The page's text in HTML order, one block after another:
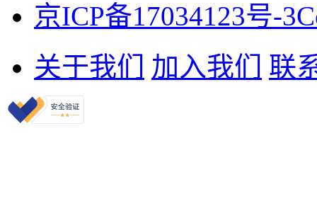
京ICP备17034123号-3
关于我们
加入我们 联